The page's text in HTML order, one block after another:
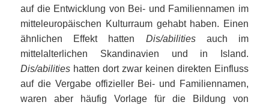
auf die Entwicklung von Bei- und Familiennamen im
mitteleuropäischen Kulturraum gehabt haben. Einen
ähnlichen Effekt hatten Dis/abilitiesauch im
mittelalterlichen Skandinavien und in Island.
Dis/abilities hatten dort zwar keinen direkten Einfluss
auf die Vergabe offizieller Bei- und Familiennamen,
waren aber häufig Vorlage für die Bildung von